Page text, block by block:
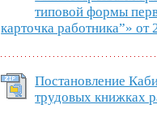
типовой формы
карточка работника”»
Постановление
трудовых книжках